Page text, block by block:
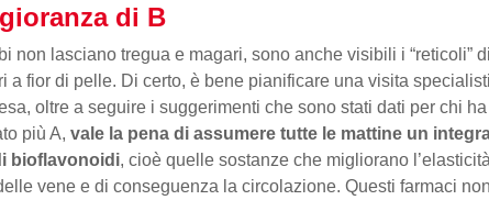
di B
non lasciano tregua e magari, sono anche visibili i “reticoli” di
a fior di pelle. Di certo, è bene pianificare una visita
oltre a seguire i suggerimenti che sono stati dati per chi ha
più A, vale la pena di assumere tutte le mattine un
bioflavonoidi, cioè quelle sostanze che migliorano
vene e di conseguenza la circolazione. Questi farmaci non